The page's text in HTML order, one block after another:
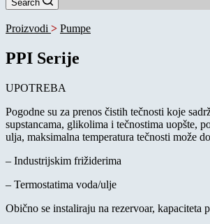
Search
Proizvodi > Pumpe
PPI Serije
UPOTREBA
Pogodne su za prenos čistih tečnosti koje
supstancama, glikolima i tečnostima uopšte,
ulja, maksimalna temperatura tečnosti može
– Industrijskim frižiderima
– Termostatima voda/ulje
Obično se instaliraju na rezervoar,